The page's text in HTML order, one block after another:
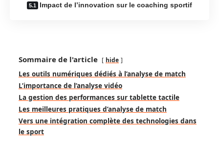
Impact de l’innovation sur le coaching sportif
Sommaire de l'article hide
Les outils numériques dédiés à l’analyse de match
L’importance de l’analyse vidéo
La gestion des performances sur tablette tactile
Les meilleures pratiques d’analyse de match
Vers une intégration complète des technologies dans
le sport